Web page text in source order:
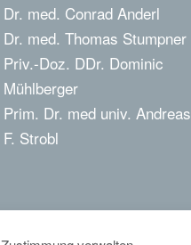
Dr. med. Conrad Anderl
Dr. med. Thomas Stumpner
Priv.-Doz. DDr. Dominic
Mühlberger
Prim. Dr. med univ. Andreas
F. Strobl